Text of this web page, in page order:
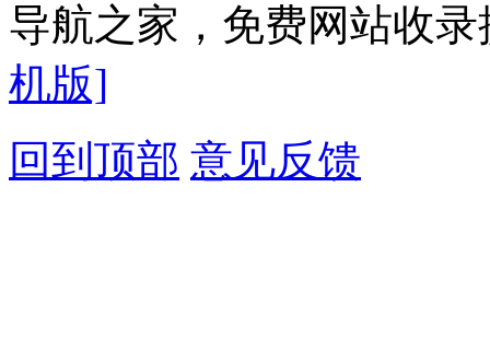
导航之家，免费网站收
机版]
回到顶部 意见反馈